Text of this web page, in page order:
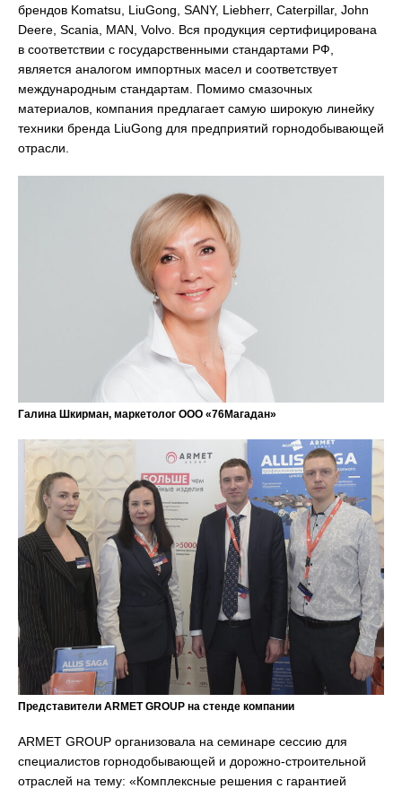
брендов Komatsu, LiuGong, SANY, Liebherr, Caterpillar, John
Deerе, Scania, MAN, Volvo. Вся продукция сертифицирована
в соответствии с государственными стандартами РФ,
является аналогом импортных масел и соответствует
международным стандартам. Помимо смазочных
материалов, компания предлагает самую широкую линейку
техники бренда LiuGong для предприятий горнодобывающей
отрасли.
Галина Шкирман, маркетолог ООО «76Магадан»
Представители ARMET GROUP на стенде компании
ARMET GROUP организовала на семинаре сессию для
специалистов горнодобывающей и дорожно-строительной
отраслей на тему: «Комплексные решения с гарантией